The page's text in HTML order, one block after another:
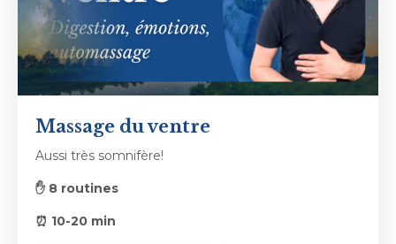
Massage du ventre
Aussi très somnifère!
✋ 8 routines
⏰ 10-20 min